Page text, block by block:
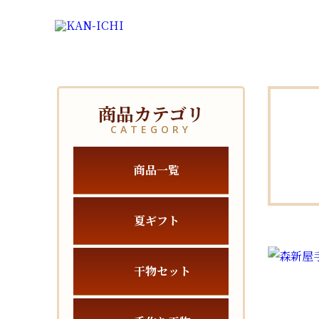
商品カテゴリ
CATEGORY
商品一覧
夏ギフト
干物セット